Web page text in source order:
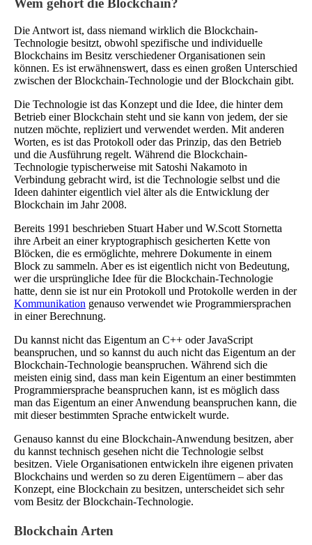
Wem gehört die Blockchain?
Die Antwort ist, dass niemand wirklich die Blockchain-
Technologie besitzt, obwohl spezifische und individuelle
Blockchains im Besitz verschiedener Organisationen sein
können. Es ist erwähnenswert, dass es einen großen Unterschied
zwischen der Blockchain-Technologie und der Blockchain gibt.
Die Technologie ist das Konzept und die Idee, die hinter dem
Betrieb einer Blockchain steht und sie kann von jedem, der sie
nutzen möchte, repliziert und verwendet werden. Mit anderen
Worten, es ist das Protokoll oder das Prinzip, das den Betrieb
und die Ausführung regelt. Während die Blockchain-
Technologie typischerweise mit Satoshi Nakamoto in
Verbindung gebracht wird, ist die Technologie selbst und die
Ideen dahinter eigentlich viel älter als die Entwicklung der
Blockchain im Jahr 2008.
Bereits 1991 beschrieben Stuart Haber und W.Scott Stornetta
ihre Arbeit an einer kryptographisch gesicherten Kette von
Blöcken, die es ermöglichte, mehrere Dokumente in einem
Block zu sammeln. Aber es ist eigentlich nicht von Bedeutung,
wer die ursprüngliche Idee für die Blockchain-Technologie
hatte, denn sie ist nur ein Protokoll und Protokolle werden in der
Kommunikation genauso verwendet wie Programmiersprachen
in einer Berechnung.
Du kannst nicht das Eigentum an C++ oder JavaScript
beanspruchen, und so kannst du auch nicht das Eigentum an der
Blockchain-Technologie beanspruchen. Während sich die
meisten einig sind, dass man kein Eigentum an einer bestimmten
Programmiersprache beanspruchen kann, ist es möglich dass
man das Eigentum an einer Anwendung beanspruchen kann, die
mit dieser bestimmten Sprache entwickelt wurde.
Genauso kannst du eine Blockchain-Anwendung besitzen, aber
du kannst technisch gesehen nicht die Technologie selbst
besitzen. Viele Organisationen entwickeln ihre eigenen privaten
Blockchains und werden so zu deren Eigentümern – aber das
Konzept, eine Blockchain zu besitzen, unterscheidet sich sehr
vom Besitz der Blockchain-Technologie.
Blockchain Arten